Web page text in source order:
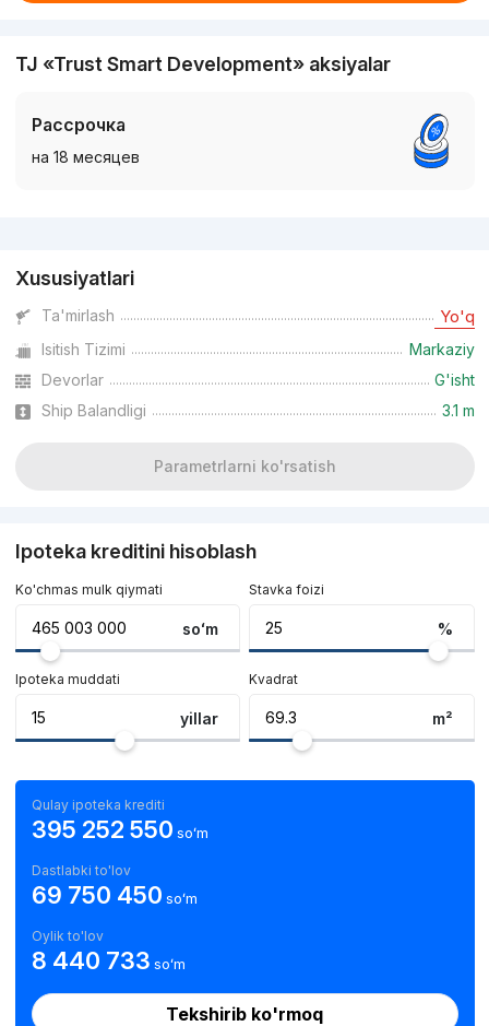
TJ «Trust Smart Development» aksiyalar
Рассрочка
на 18 месяцев
Xususiyatlari
Ta'mirlash Yo'q
Isitish Tizimi
Markaziy
Devorlar
G'isht
Ship Balandligi
3.1 m
Parametrlarni ko'rsatish
Ipoteka kreditini hisoblash
Ko'chmas mulk qiymati
soʻm
Ipoteka muddati
yillar
Stavka foizi
%
Kvadrat
m²
Qulay ipoteka krediti
395 252 550 soʻm
Dastlabki to'lov
69 750 450 soʻm
Oylik to'lov
8 440 733 soʻm
Tekshirib ko'rmoq